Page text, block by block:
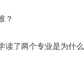
？
读了两个专业是为什